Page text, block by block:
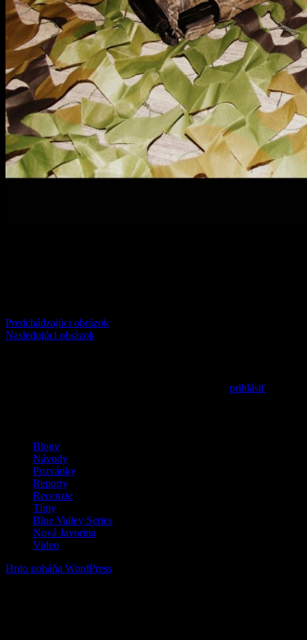
Predchádzajúci obrázok
Nasledujúci obrázok
prihlásiť
Blogy
Návody
Pozvánky
Reporty
Recenzie
Tímy
Blue Valley Series
Nová Javorina
Video
Hrdo poháňa WordPress